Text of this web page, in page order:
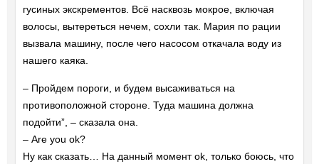
гусиных экскрементов. Всё насквозь мокрое, включая
волосы, вытереться нечем, сохли так. Мария по рации
вызвала машину, после чего насосом откачала воду из
нашего каяка.
– Пройдем пороги, и будем высаживаться на
противоположной стороне. Туда машина должна
подойти”, – сказала она.
– Are you ok?
Ну как сказать… На данный момент ok, только боюсь, что